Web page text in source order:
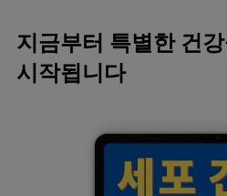
지금부터 특별한 건
시작됩니다